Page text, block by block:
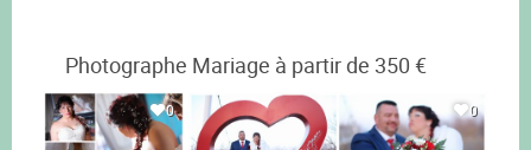
Photographe Mariage à partir de 350 €
0 0